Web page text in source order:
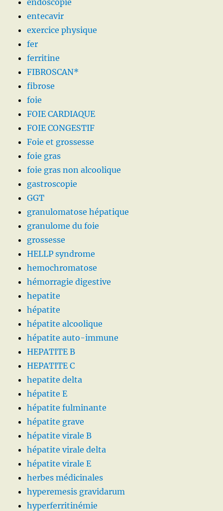
endoscopie
entecavir
exercice physique
fer
ferritine
FIBROSCAN*
fibrose
foie
FOIE CARDIAQUE
FOIE CONGESTIF
Foie et grossesse
foie gras
foie gras non alcoolique
gastroscopie
GGT
granulomatose hépatique
granulome du foie
grossesse
HELLP syndrome
hemochromatose
hémorragie digestive
hepatite
hépatite
hépatite alcoolique
hépatite auto-immune
HEPATITE B
HEPATITE C
hepatite delta
hépatite E
hépatite fulminante
hépatite grave
hépatite virale B
hépatite virale delta
hépatite virale E
herbes médicinales
hyperemesis gravidarum
hyperferritinémie